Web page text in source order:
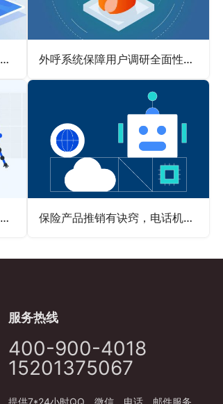
云呼叫中心系统在金融行业客户服务中的革新应用 外呼系统保障用户调研全面性的优质应用场景
电销机器人：跨越操作系统的智能桥梁 保险产品推销有诀窍，电话机器人话术巧引导
服务热线
400-900-4018
15201375067